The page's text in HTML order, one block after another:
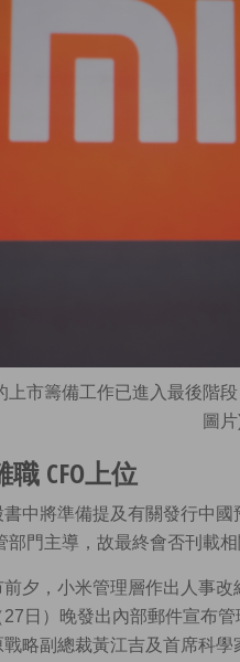
上市籌備工作已進入最後階
圖
CFO上位
中將準備提及有關發行中
部門主導，故最終會否刊載相
夕，小米管理層作出人事改
日）晚發出內部郵件宣布
略副總裁黃江吉及首席科